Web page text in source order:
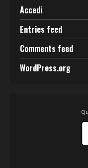
Accedi
Entries feed
Comments feed
WordPress.org